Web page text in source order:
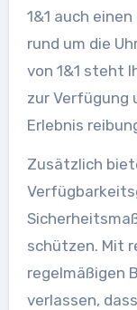
1&1 auch
rund um die
von 1&1 steht
zur Verfügung
Erlebnis
Zusätzlich
schützen. Mit
regelmäßigen
verlassen,